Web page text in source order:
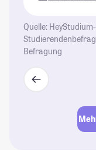
Quelle:
Befragung